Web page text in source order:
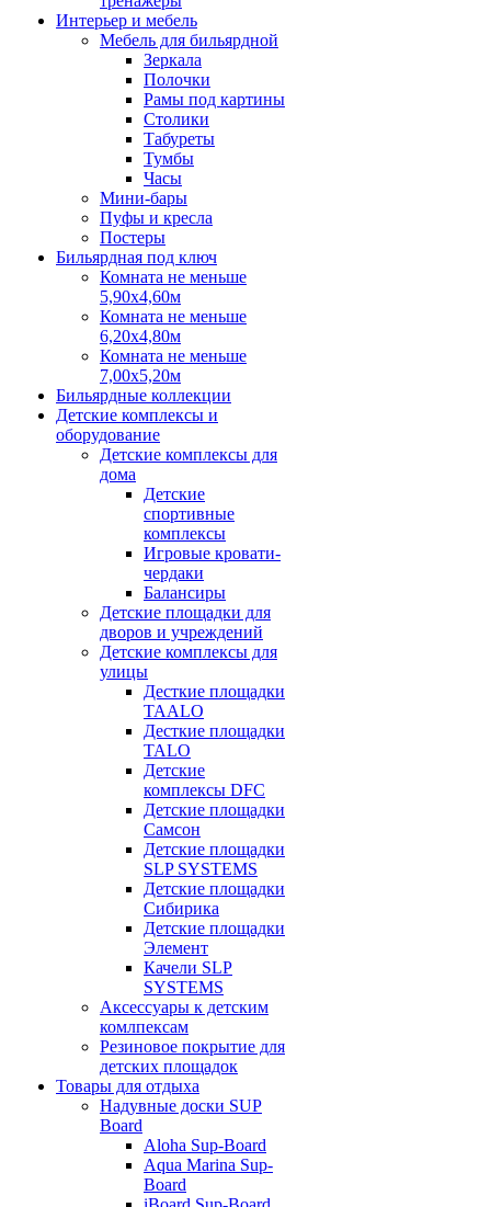
Интерьер и мебель
Мебель для бильярдной
Зеркала
Полочки
Рамы под картины
Столики
Табуреты
Тумбы
Часы
Мини-бары
Пуфы и кресла
Постеры
Бильярдная под ключ
Комната не меньше
5,90х4,60м
Комната не меньше
6,20х4,80м
Комната не меньше
7,00х5,20м
Бильярдные коллекции
Детские комплексы и
оборудование
Детские комплексы для
дома
Детские
спортивные
комплексы
Игровые кровати-
чердаки
Балансиры
Детские площадки для
дворов и учреждений
Детские комплексы для
улицы
Десткие площадки
TAALO
Десткие площадки
TALO
Детские
комплексы DFC
Детские площадки
Самсон
Детские площадки
SLP SYSTEMS
Детские площадки
Сибирика
Детские площадки
Элемент
Качели SLP
SYSTEMS
Аксессуары к детским
комлпексам
Резиновое покрытие для
детских площадок
Товары для отдыха
Надувные доски SUP
Board
Aloha Sup-Board
Aqua Marina Sup-
Board